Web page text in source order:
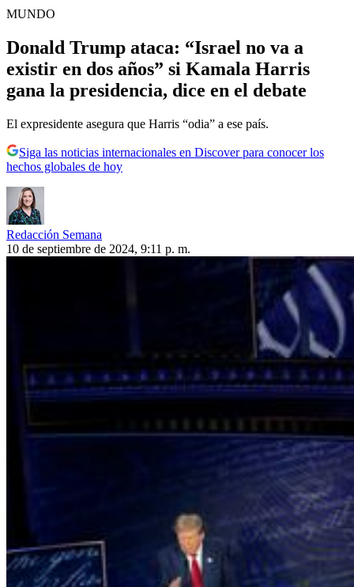
MUNDO
Donald Trump ataca: “Israel no va a
existir en dos años” si Kamala Harris
gana la presidencia, dice en el debate
El expresidente asegura que Harris “odia” a ese país.
Siga las noticias internacionales en Discover para conocer los
hechos globales de hoy
Redacción Semana
10 de septiembre de 2024, 9:11 p. m.